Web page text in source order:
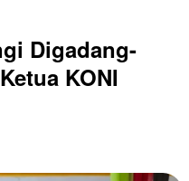
Digadang-
KONI